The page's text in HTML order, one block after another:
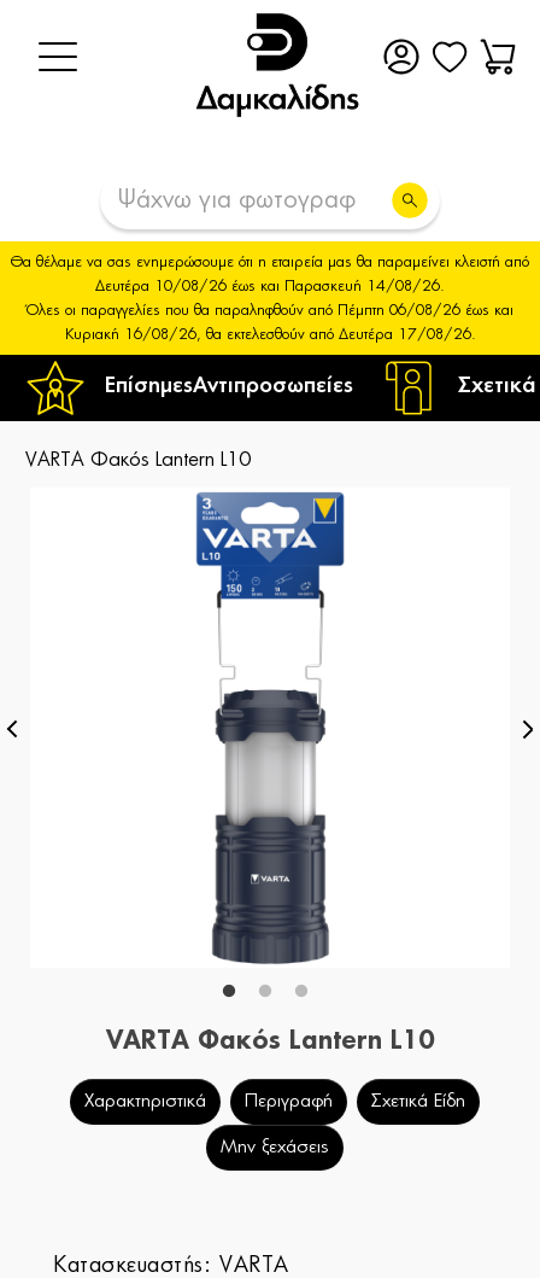
ΕπίσημεςΑντιπροσωπείες
Θα θέλαμε να σας ενημερώσουμε ότι η εταιρεία μας θα παραμείνει κλειστή από
Δευτέρα 10/08/26 έως και Παρασκευή 14/08/26.
Όλες οι παραγγελίες που θα παραληφθούν από Πέμπτη 06/08/26 έως και
Κυριακή 16/08/26, θα εκτελεσθούν από Δευτέρα 17/08/26.
VARTA Φακός Lantern L10
VARTA Φακός Lantern L10
Χαρακτηριστικά Περιγραφή Σχετικά Είδη
Μην ξεχάσεις
Κατασκευαστής:VARTA